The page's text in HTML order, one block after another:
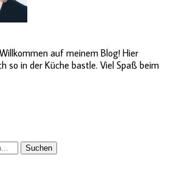
auf meinem Blog! Hier
so in der Küche bastle. Viel Spaß beim